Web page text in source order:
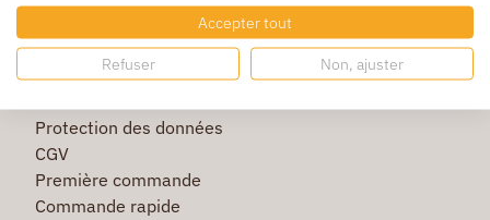
Protection des données
CGV
Première commande
Commande rapide
Accepter tout
Refuser Non, ajuster